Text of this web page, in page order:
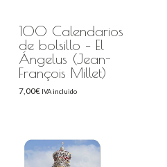
100 Calendarios
de bolsillo – El
Ángelus (Jean-
François Millet)
7,00€ IVA incluido